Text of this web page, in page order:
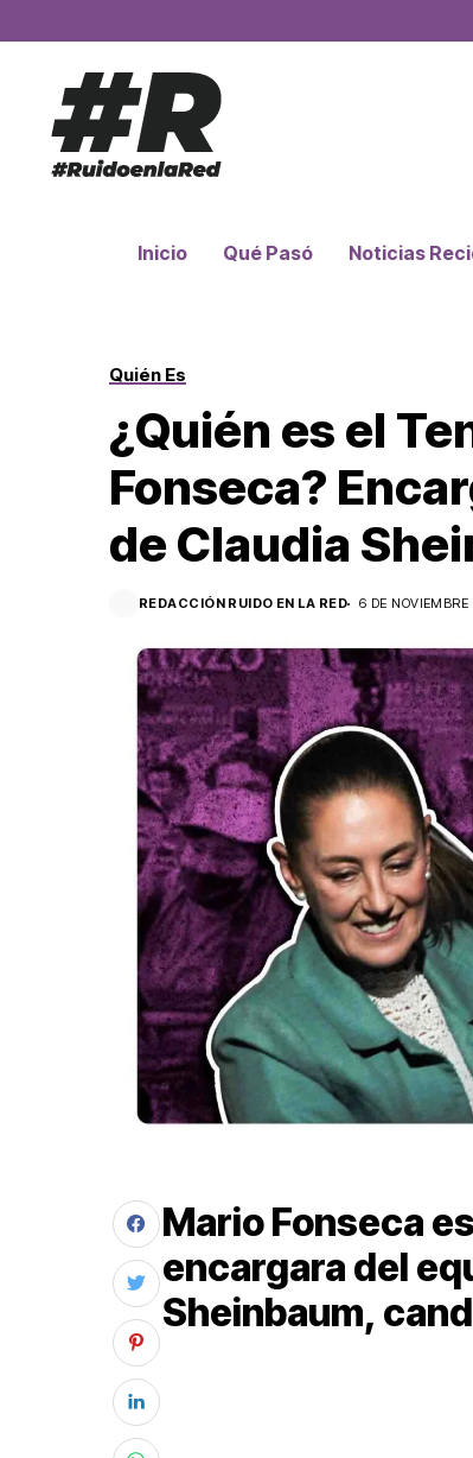
Inicio Qué Pasó Noticias
Quién Es
¿Quién es el
Fonseca?
de Claudia
REDACCIÓN RUIDO EN LA RED 6 DE
Mario Fonseca
encargara del
Sheinbaum,